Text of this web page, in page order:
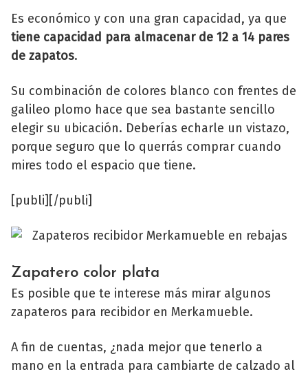
Es económico y con una gran capacidad, ya que
tiene capacidad para almacenar de 12 a 14 pares
de zapatos.
Su combinación de colores blanco con frentes de
galileo plomo hace que sea bastante sencillo
elegir su ubicación. Deberías echarle un vistazo,
porque seguro que lo querrás comprar cuando
mires todo el espacio que tiene.
[publi][/publi]
Zapatero color plata
Es posible que te interese más mirar algunos
zapateros para recibidor en Merkamueble.
A fin de cuentas, ¿nada mejor que tenerlo a
mano en la entrada para cambiarte de calzado al